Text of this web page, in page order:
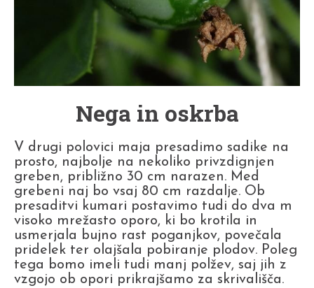
Nega in oskrba
V drugi polovici maja presadimo sadike na
prosto, najbolje na nekoliko privzdignjen
greben, približno 30 cm narazen. Med
grebeni naj bo vsaj 80 cm razdalje. Ob
presaditvi kumari postavimo tudi do dva m
visoko mrežasto oporo, ki bo krotila in
usmerjala bujno rast poganjkov, povečala
pridelek ter olajšala pobiranje plodov. Poleg
tega bomo imeli tudi manj polžev, saj jih z
vzgojo ob opori prikrajšamo za skrivališča.